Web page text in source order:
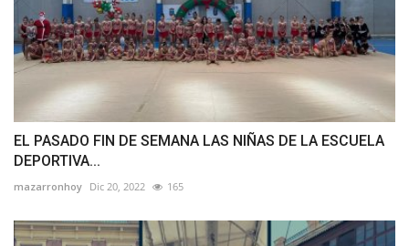
EL PASADO FIN DE SEMANA LAS NIÑAS DE LA ESCUELA
DEPORTIVA...
mazarronhoy Dic 20, 2022 165